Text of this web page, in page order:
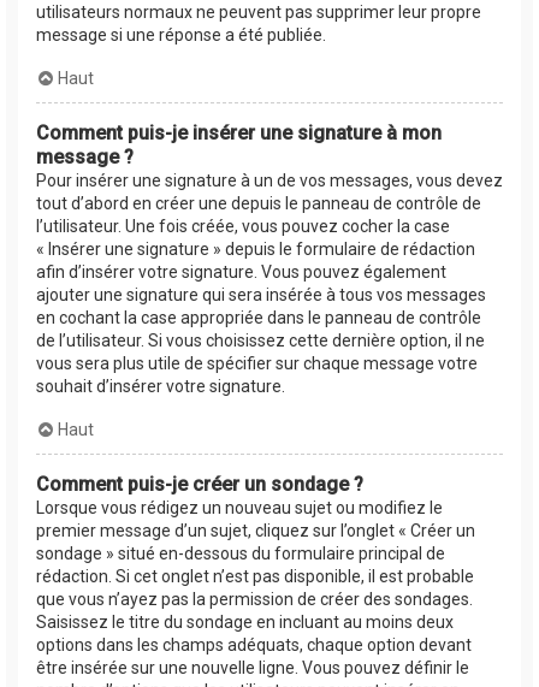
utilisateurs normaux ne peuvent pas supprimer leur propre
message si une réponse a été publiée.
Haut
Comment puis-je insérer une signature à mon
message ?
Pour insérer une signature à un de vos messages, vous devez
tout d’abord en créer une depuis le panneau de contrôle de
l’utilisateur. Une fois créée, vous pouvez cocher la case
« Insérer une signature » depuis le formulaire de rédaction
afin d’insérer votre signature. Vous pouvez également
ajouter une signature qui sera insérée à tous vos messages
en cochant la case appropriée dans le panneau de contrôle
de l’utilisateur. Si vous choisissez cette dernière option, il ne
vous sera plus utile de spécifier sur chaque message votre
souhait d’insérer votre signature.
Haut
Comment puis-je créer un sondage ?
Lorsque vous rédigez un nouveau sujet ou modifiez le
premier message d’un sujet, cliquez sur l’onglet « Créer un
sondage » situé en-dessous du formulaire principal de
rédaction. Si cet onglet n’est pas disponible, il est probable
que vous n’ayez pas la permission de créer des sondages.
Saisissez le titre du sondage en incluant au moins deux
options dans les champs adéquats, chaque option devant
être insérée sur une nouvelle ligne. Vous pouvez définir le